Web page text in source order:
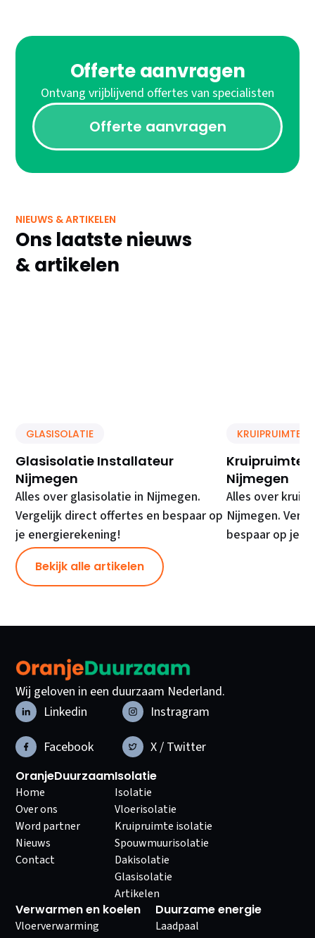
Offerte aanvragen
Ontvang vrijblijvend offertes van specialisten
Offerte aanvragen
NIEUWS & ARTIKELEN
Ons laatste nieuws
& artikelen
GLASISOLATIE
Glasisolatie Installateur
Nijmegen
Alles over glasisolatie in Nijmegen.
Vergelijk direct offertes en bespaar op
je energierekening!
KRUIPRUIMTE
Kruipruimte
Nijmegen
Alles over
Nijmegen.
bespaar op je
Bekijk alle artikelen
Wij geloven in een duurzaam Nederland.
Linkedin
Instragram
Facebook
X / Twitter
OranjeDuurzaam
Home
Over ons
Word partner
Nieuws
Contact
Isolatie
Isolatie
Vloerisolatie
Kruipruimte isolatie
Spouwmuurisolatie
Dakisolatie
Glasisolatie
Artikelen
Verwarmen en koelen
Vloerverwarming
Duurzame energie
Laadpaal